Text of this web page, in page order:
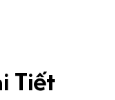
Tiết